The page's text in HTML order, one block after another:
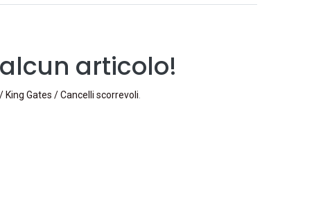
articolo!
Gates / Cancelli scorrevoli.